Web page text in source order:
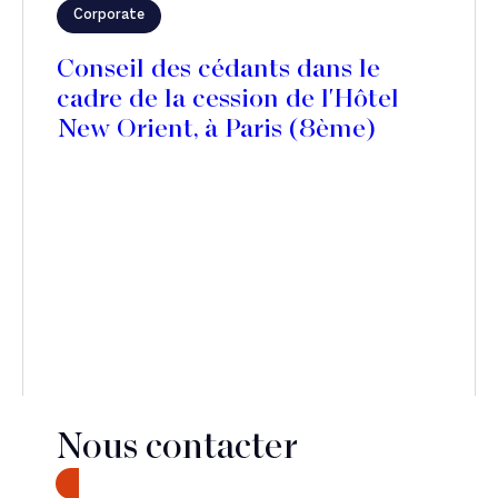
Corporate
Conseil des cédants dans le
cadre de la cession de l'Hôtel
New Orient, à Paris (8ème)
Nous contacter